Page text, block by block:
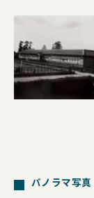
パノラマ写真